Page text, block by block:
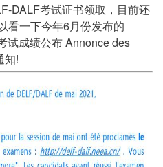
DALF考试证书领取，目前还
看一下今年6月份发布的
试成绩公布 Annonce des
知!